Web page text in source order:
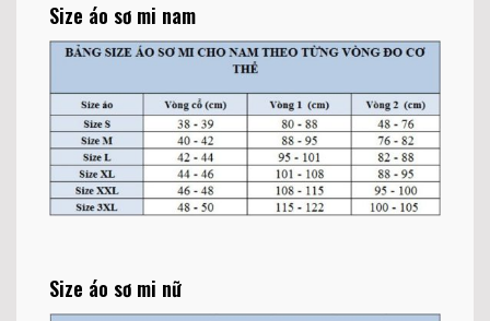
Size áo sơ mi nam
Size áo sơ mi nữ